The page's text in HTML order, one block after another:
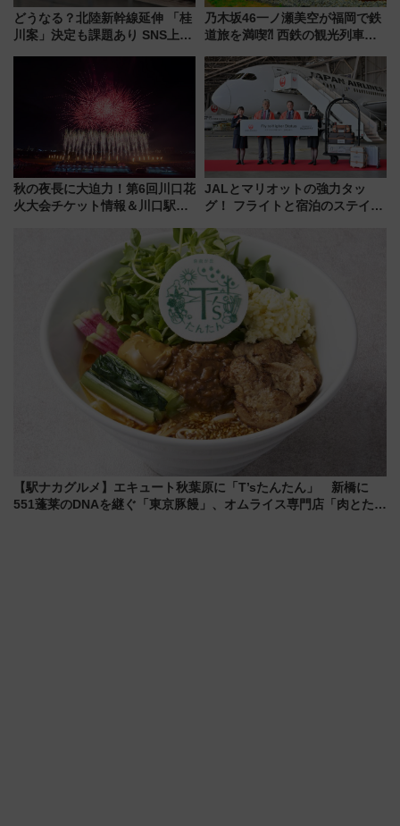
どうなる？北陸新幹線延伸 「桂
川案」決定も課題あり SNS上の
乃木坂46一ノ瀬美空が福岡で鉄
道旅を満喫⁈ 西鉄の観光列車
CHIKUGO」で巡る福岡･太宰
府･柳川の旅！YouTubeが公開
に
秋の夜長に大迫力！第6回川口花
火大会チケット情報＆川口駅か
JALとマリオットの強力タッ
グ！ フライトと宿泊のステイタ
上級会員資格を効率よく獲得す
る方法を解説
【駅ナカグルメ】エキュート秋葉原に「T’sたんたん」 新橋に
551蓬莱のDNAを継ぐ「東京豚饅」、オムライス専門店「肉とたま